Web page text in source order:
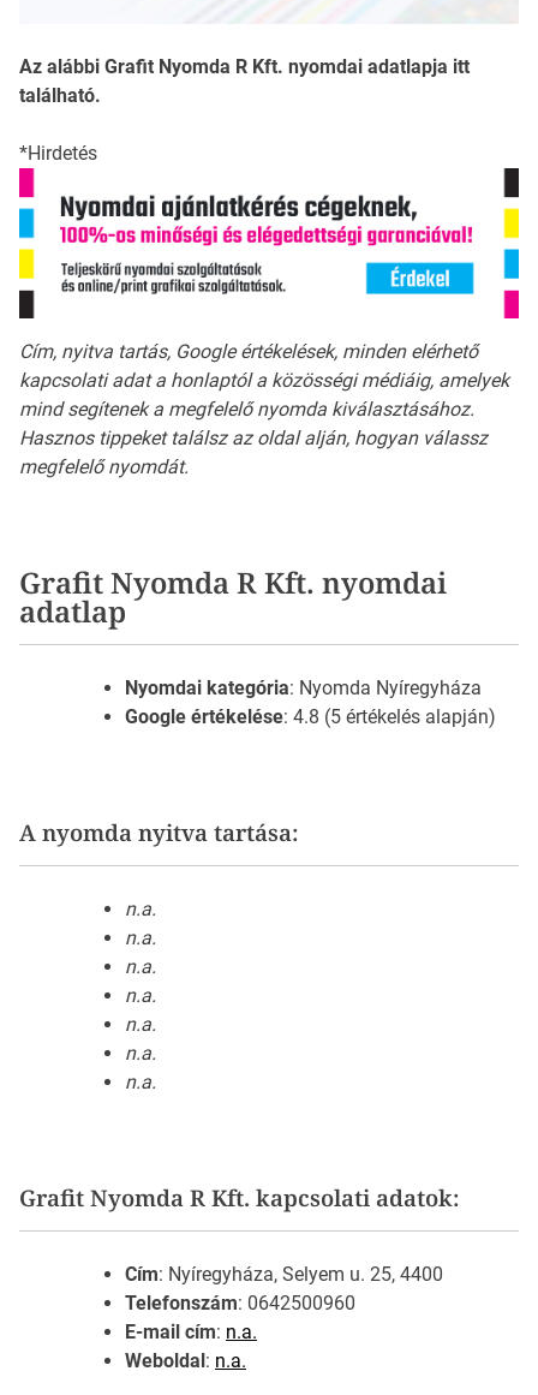
Az alábbi Grafit Nyomda R Kft. nyomdai adatlapja itt
található.
*Hirdetés
Cím, nyitva tartás, Google értékelések, minden elérhető
kapcsolati adat a honlaptól a közösségi médiáig, amelyek
mind segítenek a megfelelő nyomda kiválasztásához.
Hasznos tippeket találsz az oldal alján, hogyan válassz
megfelelő nyomdát.
Grafit Nyomda R Kft. nyomdai
adatlap
Nyomdai kategória: Nyomda Nyíregyháza
Google értékelése: 4.8 (5 értékelés alapján)
A nyomda nyitva tartása:
n.a.
n.a.
n.a.
n.a.
n.a.
n.a.
n.a.
Grafit Nyomda R Kft. kapcsolati adatok:
Cím: Nyíregyháza, Selyem u. 25, 4400
Telefonszám: 0642500960
E-mail cím: n.a.
Weboldal : n.a.